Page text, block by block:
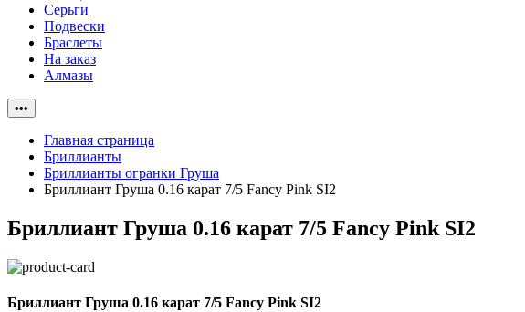
Серьги
Подвески
Браслеты
На заказ
Алмазы
•••
Главная страница
Бриллианты
Бриллианты огранки Груша
Бриллиант Груша 0.16 карат 7/5 Fancy Pink SI2
Бриллиант Груша 0.16 карат 7/5 Fancy Pink SI2
Бриллиант Груша 0.16 карат 7/5 Fancy Pink SI2